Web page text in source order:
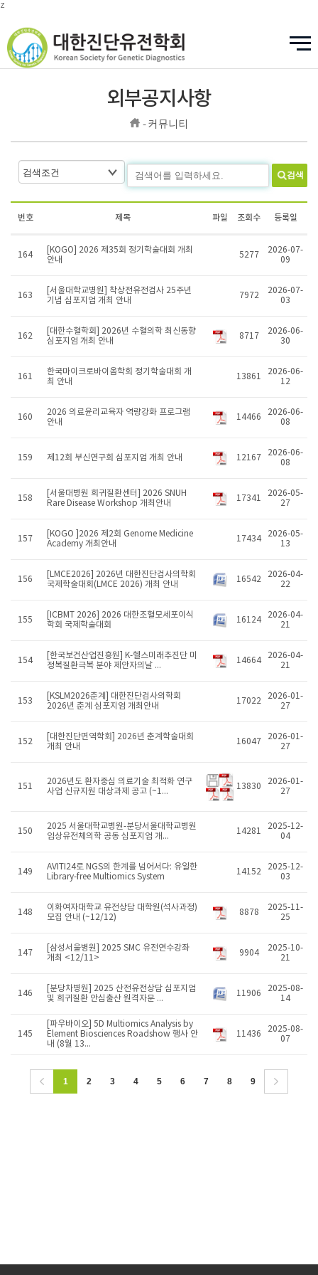
z
외부공지사항
- 커뮤니티
검색
번호 제목 파일 조회수 등록일
164
[KOGO] 2026 제35회 정기학술대회 개최
안내
5277
2026-07-
09
163
[서울대학교병원] 착상전유전검사 25주년
기념 심포지엄 개최 안내
7972
2026-07-
03
162
[대한수혈학회] 2026년 수혈의학 최신동향
심포지엄 개최 안내
8717
2026-06-
30
161
한국마이크로바이옴학회 정기학술대회 개
최 안내
13861
2026-06-
12
160
2026 의료윤리교육자 역량강화 프로그램
안내
14466
2026-06-
08
159 제12회 부신연구회 심포지엄 개최 안내 12167
2026-06-
08
158
[서울대병원 희귀질환센터] 2026 SNUH
Rare Disease Workshop 개최안내
17341
2026-05-
27
157
[KOGO ]2026 제2회 Genome Medicine
Academy 개최안내
17434
2026-05-
13
156
[LMCE2026] 2026년 대한진단검사의학회
국제학술대회(LMCE 2026) 개최 안내
16542
2026-04-
22
155
[ICBMT 2026] 2026 대한조혈모세포이식
학회 국제학술대회
16124
2026-04-
21
154
[한국보건산업진흥원] K-헬스미래추진단 미
정복질환극복 분야 제안자의날 ...
14664
2026-04-
21
153
[KSLM2026춘계] 대한진단검사의학회
2026년 춘계 심포지엄 개최안내
17022
2026-01-
27
152
[대한진단면역학회] 2026년 춘계학술대회
개최 안내
16047
2026-01-
27
151
2026년도 환자중심 의료기술 최적화 연구
사업 신규지원 대상과제 공고 (~1...
13830
2026-01-
27
150
2025 서울대학교병원-분당서울대학교병원
임상유전체의학 공동 심포지엄 개...
14281
2025-12-
04
149
AVITI24로 NGS의 한계를 넘어서다: 유일한
Library-free Multiomics System
14152
2025-12-
03
148
이화여자대학교 유전상담 대학원(석사과정)
모집 안내 (~12/12)
8878
2025-11-
25
147
[삼성서울병원] 2025 SMC 유전연수강좌
개최 <12/11>
9904
2025-10-
21
146
[분당차병원] 2025 산전유전상담 심포지엄
및 희귀질환 안심출산 원격자문 ...
11906
2025-08-
14
145
[파우바이오] 5D Multiomics Analysis by
Element Biosciences Roadshow 행사 안
내 (8월 13...
11436
2025-08-
07
1 2 3 4 5 6 7 8 9